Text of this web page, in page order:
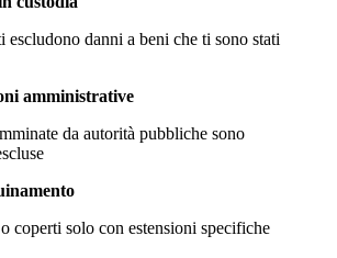
escludono danni a beni che ti sono stati
amministrative
da autorità pubbliche sono
coperti solo con estensioni specifiche